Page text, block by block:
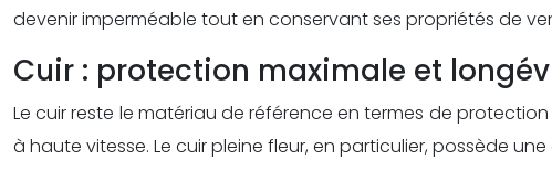
devenir imperméable tout en conservant ses propriétés de
Cuir : protection maximale et
Le cuir reste le matériau de référence en termes de
à haute vitesse. Le cuir pleine fleur, en particulier, possède